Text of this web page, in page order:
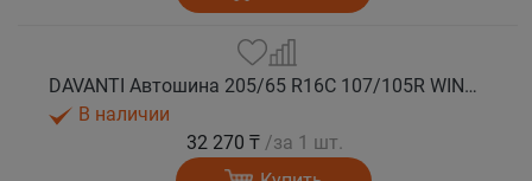
DAVANTI Автошина 205/65 R16C 107/105R WINTOURA VAN 8PR зима
В наличии
32 270 ₸ /за 1 шт.